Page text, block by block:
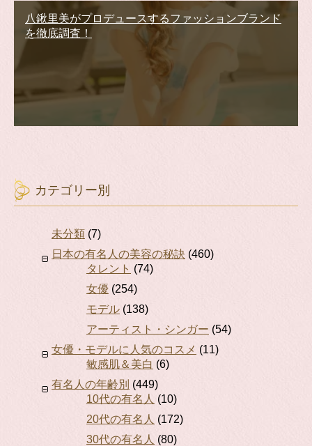
八鍬里美がプロデュースするファッションブランド
を徹底調査！
カテゴリー別
未分類 (7)
日本の有名人の美容の秘訣 (460)
タレント (74)
女優 (254)
モデル (138)
アーティスト・シンガー (54)
女優・モデルに人気のコスメ (11)
敏感肌＆美白 (6)
有名人の年齢別 (449)
10代の有名人 (10)
20代の有名人 (172)
30代の有名人 (80)